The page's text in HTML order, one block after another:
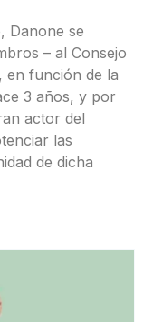
Danone se
– al Consejo
en función de la
3 años, y por
actor del
las
de dicha